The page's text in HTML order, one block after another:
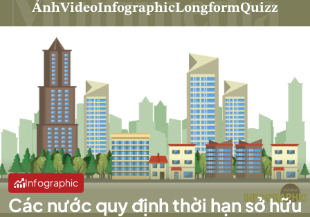
ẢnhVideoInfographicLongformQuizz
Infographic
Các nước quy định thời hạn sở hữu